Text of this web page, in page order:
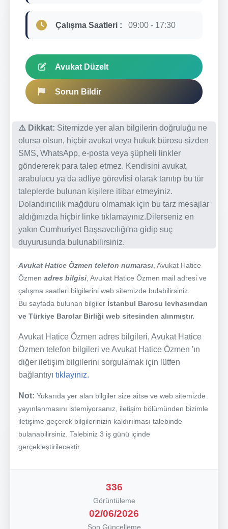
Çalışma Saatleri : 09:00 - 17:30
Avukat Düzelt
Sorun Bildir
⚠️ Dikkat: Sitemizde yer alan bilgilerin doğruluğu ne
olursa olsun, hiçbir avukat veya hukuk bürosu sizden
SMS, WhatsApp, e-posta veya şüpheli linkler
göndererek para talep etmez. Kendisini avukat,
arabulucu ya da adliye görevlisi olarak tanıtıp bu tür
taleplerde bulunan kişilere itibar etmeyiniz.
Dolandırıcılık mağduru olmamak için bu tarz mesajlar
aldığınızda hiçbir linke tıklamayınız.Dilerseniz en
yakın Cumhuriyet Başsavcılığı'na gidip suç
duyurusunda bulunabilirsiniz.
Avukat Hatice Özmen telefon numarası , Avukat Hatice
Özmen adres bilgisi , Avukat Hatice Özmen mail adresi ve
çalışma saatleri bilgilerini web sitemizde bulabilirsiniz.
Bu sayfada bulunan bilgiler İstanbul Barosu levhasından
ve Türkiye Barolar Birliği web sitesinden alınmıştır.
Avukat Hatice Özmen adres bilgileri, Avukat Hatice
Özmen telefon bilgileri ve Avukat Hatice Özmen 'ın
diğer iletişim bilgilerini sorgulamak için lütfen
bağlantıyı tıklayınız.
Not: Yukarıda yer alan bilgiler size aitse ve web sitemizde
yayınlanmasını istemiyorsanız, iletişim bölümünden bizimle
iletişime geçerek bilgilerinizin kaldırılması talebinde
bulanabilirsiniz. Talebiniz 3 iş günü içinde
gerçekleştirilecektir.
336
Görüntüleme
02/06/2026
Son Güncelleme